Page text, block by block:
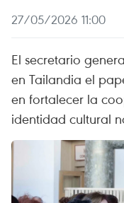
27/05/2026 11:00
El secretario
en Tailandia el
en fortalecer la
identidad cultural